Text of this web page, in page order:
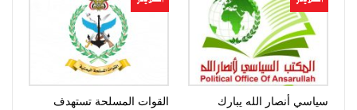
سياسي أنصار الله يبارك
القوات المسلحة تستهدف